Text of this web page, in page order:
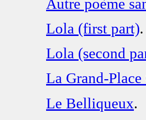
Autre poème
Lola (first part).
Lola (second
La Grand-
Le Belliqueux.